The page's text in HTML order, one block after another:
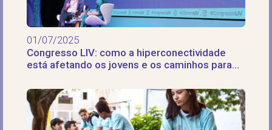
01/07/2025
Congresso LIV: como a hiperconectividade
está afetando os jovens e os caminhos para